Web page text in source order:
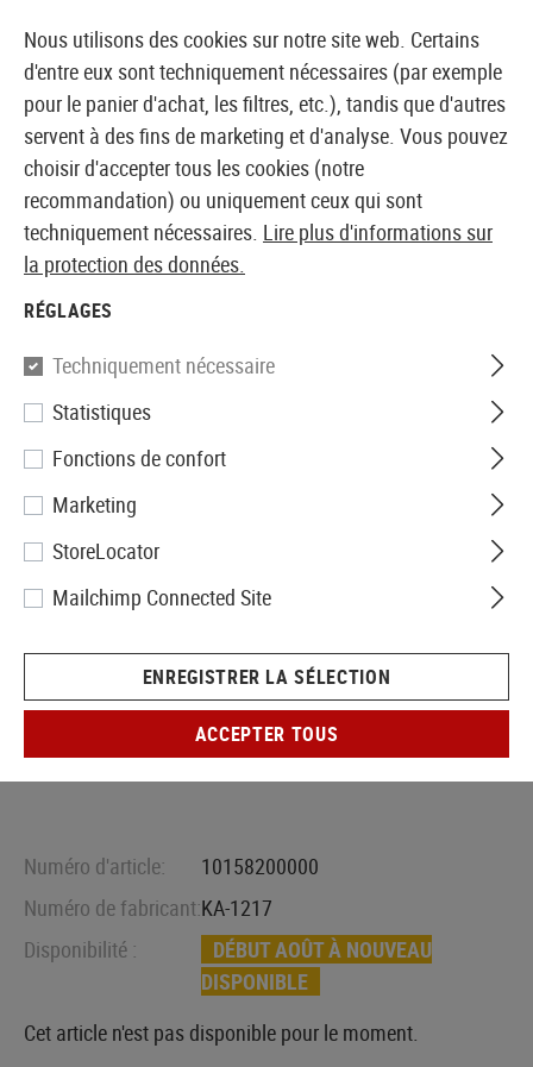
BOUTIQUE ET GROSSISTE EUROPÉEN AIRSOFT
Accueil Accessoires Couteaux et outils Couteaux
KA-BAR
USMC Fighting Knife
Numéro d'article:
10158200000
Numéro de fabricant:KA-1217
Disponibilité :
DÉBUT AOÛT À NOUVEAU
DISPONIBLE
Cet article n'est pas disponible pour le moment.
Nous utilisons des cookies sur notre site web. Certains
d'entre eux sont techniquement nécessaires (par exemple
pour le panier d'achat, les filtres, etc.), tandis que d'autres
servent à des fins de marketing et d'analyse. Vous pouvez
choisir d'accepter tous les cookies (notre
recommandation) ou uniquement ceux qui sont
techniquement nécessaires. Lire plus d'informations sur
la protection des données.
RÉGLAGES
Techniquement nécessaire
Statistiques
Fonctions de confort
Marketing
StoreLocator
Mailchimp Connected Site
ENREGISTRER LA SÉLECTION
ACCEPTER TOUS